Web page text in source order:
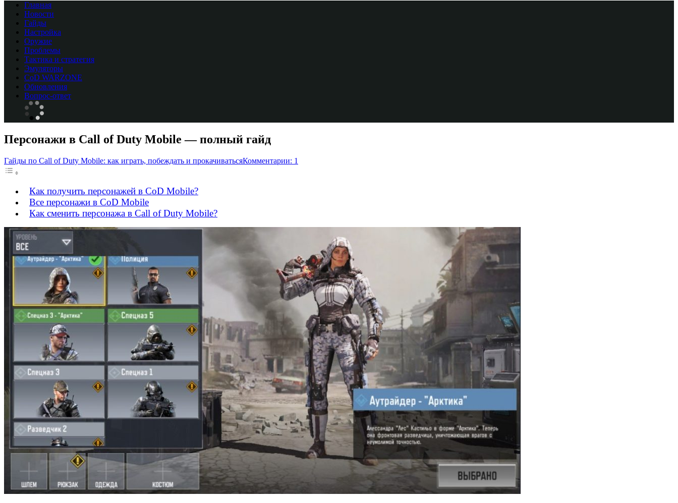
Главная
Новости
Гайды
Настройка
Оружие
Проблемы
Тактика и стратегия
Эмуляторы
CоD WARZONE
Обновления
Вопрос-ответ
Персонажи в Call of Duty Mobile — полный гайд
Гайды по Call of Duty Mobile: как играть, побеждать и прокачиватьсяКомментарии: 1
Как получить персонажей в CoD Mobile?
Все персонажи в CoD Mobile
Как сменить персонажа в Call of Duty Mobile?